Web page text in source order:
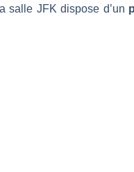
salle JFK dispose d’un